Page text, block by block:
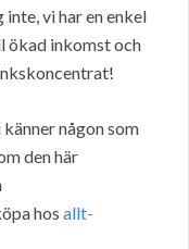
vi har en enkel
ökad inkomst och
någon som
den här
hos allt-